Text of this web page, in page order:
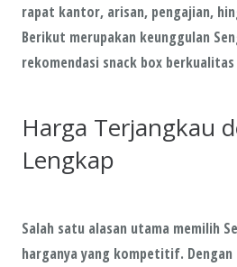
rapat kantor, arisan, pengajian,
Berikut merupakan keunggulan
rekomendasi snack box berkualitas
Harga Terjangkau
Lengkap
Salah satu alasan utama memilih
harganya yang kompetitif. Dengan